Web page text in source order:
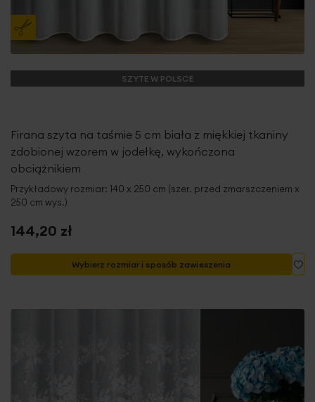
SZYTE W POLSCE
Firana szyta na taśmie 5 cm biała z miękkiej tkaniny
zdobionej wzorem w jodełkę, wykończona
obciążnikiem
Przykładowy rozmiar: 140 x 250 cm (szer. przed zmarszczeniem x
250 cm wys.)
144,20 zł
Wybierz rozmiar i sposób zawieszenia